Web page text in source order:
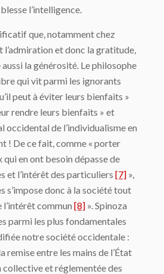
l’intelligence.
que, notamment chez
l’admiration et donc la gratitude,
la générosité. Le philosophe
qui vit parmi les ignorants
peut à éviter leurs bienfaits »
rendre leurs bienfaits » et
occidental de l’individualisme en
! De ce fait, comme « porter
qui en ont besoin dépasse de
et l’intérêt des particuliers [7] »,
s’impose donc à la société tout
commun [8] ». Spinoza
parmi les plus fondamentales
notre société occidentale :
remise entre les mains de l’État
et réglementée des